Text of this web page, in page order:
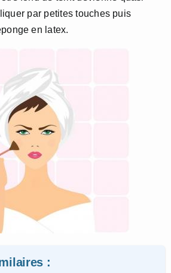
par petites touches puis
en latex.
: